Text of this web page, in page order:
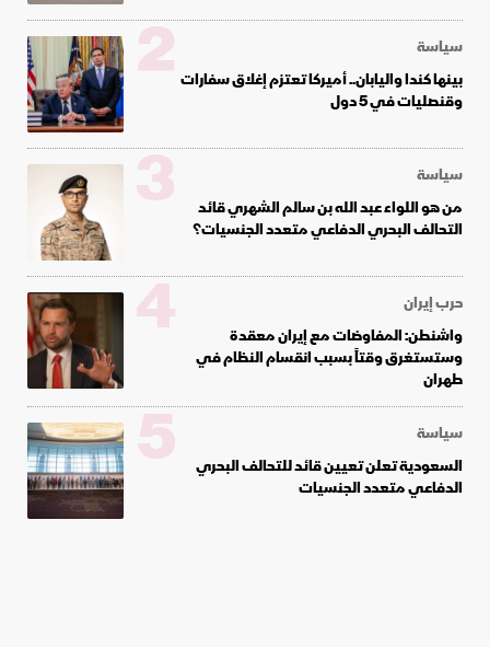
سياسة
بينها كندا واليابان.. أميركا تعتزم إغلاق سفارات
وقنصليات في 5 دول
2
سياسة
من هو اللواء عبد الله بن سالم الشهري قائد
التحالف البحري الدفاعي متعدد الجنسيات؟
3
حرب إيران
واشنطن: المفاوضات مع إيران معقدة
وستستغرق وقتاً بسبب انقسام النظام في
طهران
4
سياسة
السعودية تعلن تعيين قائد للتحالف البحري
الدفاعي متعدد الجنسيات
5